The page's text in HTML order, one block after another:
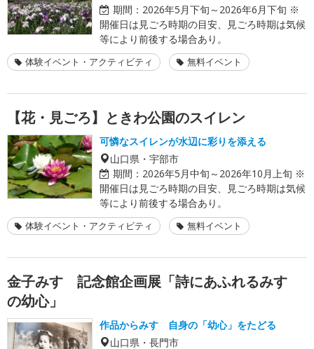
期間： 2026年5月下旬～2026年6月下旬 ※
開催日は見ごろ時期の目安、見ごろ時期は気候
等により前後する場合あり。
体験イベント・アクティビティ 無料イベント
【花・見ごろ】ときわ公園のスイレン
可憐なスイレンが水辺に彩りを添える
山口県・宇部市
期間： 2026年5月中旬～2026年10月上旬 ※
開催日は見ごろ時期の目安、見ごろ時期は気候
等により前後する場合あり。
体験イベント・アクティビティ 無料イベント
金子みすゞ記念館企画展「詩にあふれるみすゞ
の幼心」
作品からみすゞ自身の「幼心」をたどる
山口県・長門市